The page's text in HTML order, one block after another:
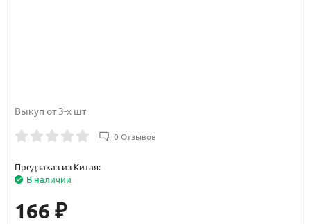
Выкуп от 3-х шт
0 Отзывов
Предзаказ из Китая:
В наличии
166 ₽